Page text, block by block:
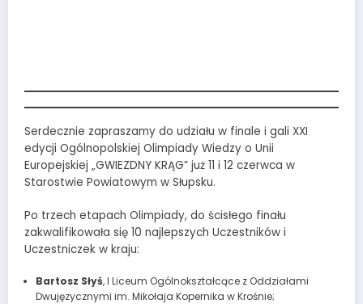
Serdecznie zapraszamy do udziału w finale i gali XXI
edycji Ogólnopolskiej Olimpiady Wiedzy o Unii
Europejskiej „GWIEZDNY KRĄG” już 11 i 12 czerwca w
Starostwie Powiatowym w Słupsku.
Po trzech etapach Olimpiady, do ścisłego finału
zakwalifikowała się 10 najlepszych Uczestników i
Uczestniczek w kraju:
Bartosz Słyś, I Liceum Ogólnokształcące z Oddziałami
Dwujęzycznymi im. Mikołaja Kopernika w Krośnie;